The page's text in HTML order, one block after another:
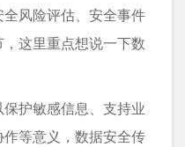
风险评估、安全事件
这里重点想说一下数
护敏感信息、支持业
等意义，数据安全传